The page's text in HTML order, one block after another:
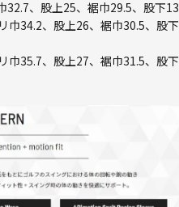
32.7、股上25、裾巾29.5、股下13
巾34.2、股上26、裾巾30.5、股下
巾35.7、股上27、裾巾31.5、股下